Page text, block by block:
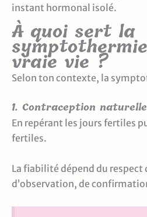
instant hormonal isolé.
À quoi sert la
vraie vie ?
Selon ton contexte, la
1. Contraception naturelle
En repérant les jours fertiles
fertiles.
La fiabilité dépend du respect
d’observation, de